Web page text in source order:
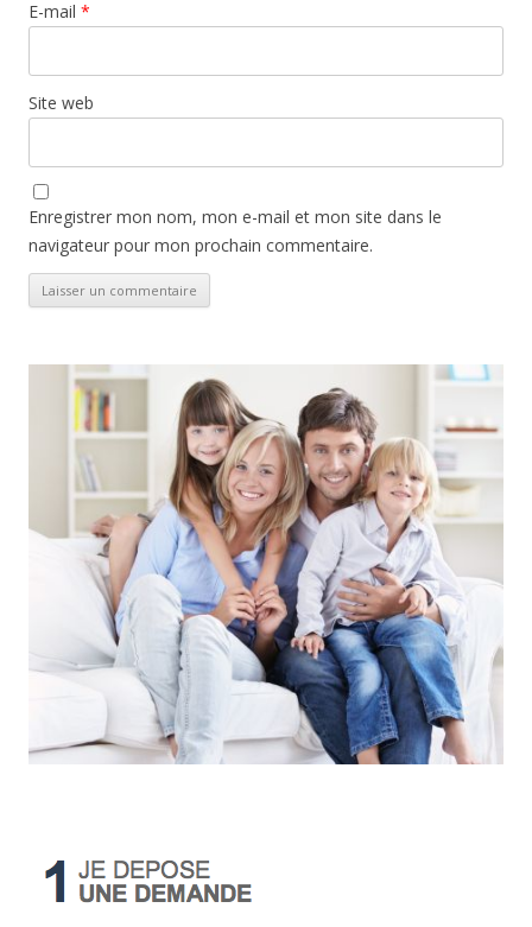
E-mail *
Site web
Enregistrer mon nom, mon e-mail et mon site dans le
navigateur pour mon prochain commentaire.